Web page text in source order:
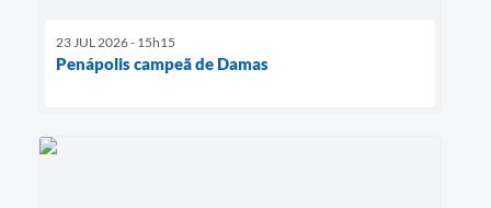
23 JUL 2026 - 15h15
Penápolis campeã de Damas